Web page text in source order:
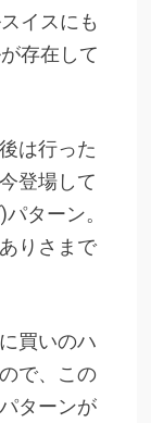
イスにも
存在して
は行った
登場して
ターン。
りさまで
買いのハ
で、この
ターンが